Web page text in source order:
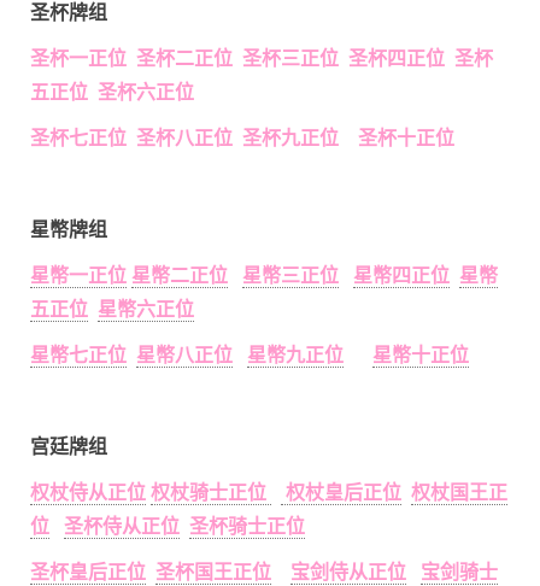
圣杯牌组
圣杯一正位 圣杯二正位 圣杯三正位 圣杯四正位 圣杯
五正位 圣杯六正位
圣杯七正位 圣杯八正位 圣杯九正位 圣杯十正位
星幣牌组
星幣一正位 星幣二正位 星幣三正位 星幣四正位 星幣
五正位 星幣六正位
星幣七正位 星幣八正位 星幣九正位 星幣十正位
宫廷牌组
权杖侍从正位 权杖骑士正位 权杖皇后正位 权杖国王正
位
圣杯侍从正位 圣杯骑士正位
圣杯皇后正位 圣杯国王正位 宝剑侍从正位
宝剑骑士